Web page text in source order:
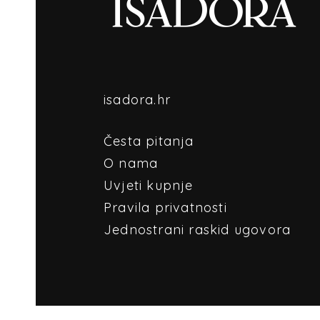
isadora.hr
Česta pitanja
O nama
Uvjeti kupnje
Pravila privatnosti
Jednostrani raskid ugovora